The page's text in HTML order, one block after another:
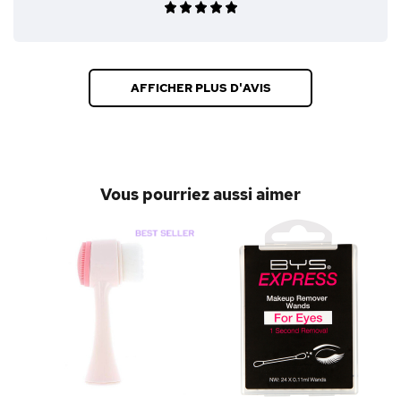
AFFICHER PLUS D'AVIS
Vous pourriez aussi aimer